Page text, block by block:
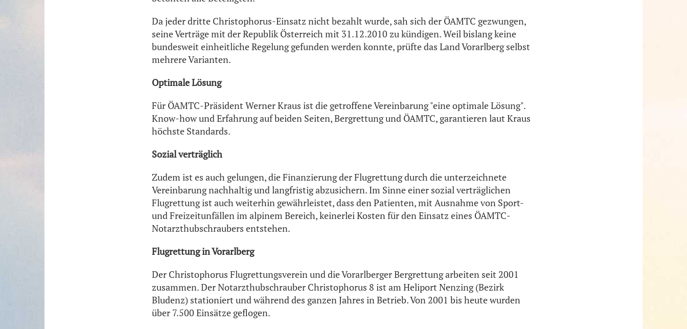
Da jeder dritte Christophorus-Einsatz nicht bezahlt wurde, sah sich der ÖAMTC gezwungen,
seine Verträge mit der Republik Österreich mit 31.12.2010 zu kündigen. Weil bislang keine
bundesweit einheitliche Regelung gefunden werden konnte, prüfte das Land Vorarlberg selbst
mehrere Varianten.
Optimale Lösung
Für ÖAMTC-Präsident Werner Kraus ist die getroffene Vereinbarung "eine optimale Lösung".
Know-how und Erfahrung auf beiden Seiten, Bergrettung und ÖAMTC, garantieren laut Kraus
höchste Standards.
Sozial verträglich
Zudem ist es auch gelungen, die Finanzierung der Flugrettung durch die unterzeichnete
Vereinbarung nachhaltig und langfristig abzusichern. Im Sinne einer sozial verträglichen
Flugrettung ist auch weiterhin gewährleistet, dass den Patienten, mit Ausnahme von Sport-
und Freizeitunfällen im alpinem Bereich, keinerlei Kosten für den Einsatz eines ÖAMTC-
Notarzthubschraubers entstehen.
Flugrettung in Vorarlberg
Der Christophorus Flugrettungsverein und die Vorarlberger Bergrettung arbeiten seit 2001
zusammen. Der Notarzthubschrauber Christophorus 8 ist am Heliport Nenzing (Bezirk
Bludenz) stationiert und während des ganzen Jahres in Betrieb. Von 2001 bis heute wurden
über 7.500 Einsätze geflogen.